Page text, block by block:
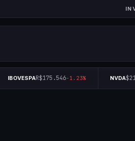
IBOVESPAR$175.546-1.23% NVDA